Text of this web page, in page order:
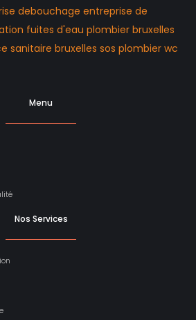
debouchage entreprise de
fuites d'eau plombier bruxelles
sanitaire bruxelles sos plombier wc
Menu
Nos Services